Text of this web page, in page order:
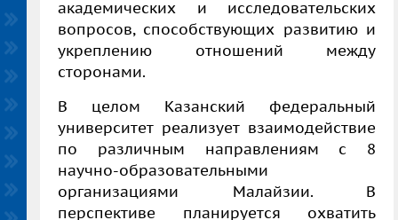
академических и исследовательских
вопросов, способствующих развитию и
укреплению отношений между
сторонами.
В целом Казанский федеральный
университет реализует взаимодействие
по различным направлениям с 8
научно-образовательными
организациями Малайзии. В
перспективе планируется охватить